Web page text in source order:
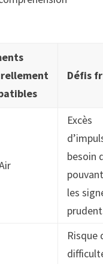
Défis
Excès
besoin
les
Risque